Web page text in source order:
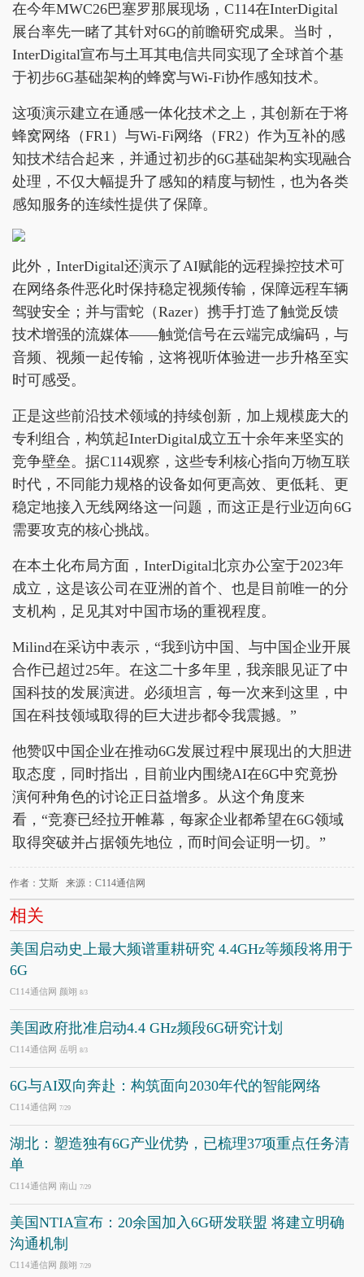
在今年MWC26巴塞罗那展现场，C114在InterDigital
展台率先一睹了其针对6G的前瞻研究成果。当时，
InterDigital宣布与土耳其电信共同实现了全球首个基
于初步6G基础架构的蜂窝与Wi-Fi协作感知技术。
这项演示建立在通感一体化技术之上，其创新在于将
蜂窝网络（FR1）与Wi-Fi网络（FR2）作为互补的感
知技术结合起来，并通过初步的6G基础架构实现融合
处理，不仅大幅提升了感知的精度与韧性，也为各类
感知服务的连续性提供了保障。
此外，InterDigital还演示了AI赋能的远程操控技术可
在网络条件恶化时保持稳定视频传输，保障远程车辆
驾驶安全；并与雷蛇（Razer）携手打造了触觉反馈
技术增强的流媒体——触觉信号在云端完成编码，与
音频、视频一起传输，这将视听体验进一步升格至实
时可感受。
正是这些前沿技术领域的持续创新，加上规模庞大的
专利组合，构筑起InterDigital成立五十余年来坚实的
竞争壁垒。据C114观察，这些专利核心指向万物互联
时代，不同能力规格的设备如何更高效、更低耗、更
稳定地接入无线网络这一问题，而这正是行业迈向6G
需要攻克的核心挑战。
在本土化布局方面，InterDigital北京办公室于2023年
成立，这是该公司在亚洲的首个、也是目前唯一的分
支机构，足见其对中国市场的重视程度。
Milind在采访中表示，“我到访中国、与中国企业开展
合作已超过25年。在这二十多年里，我亲眼见证了中
国科技的发展演进。必须坦言，每一次来到这里，中
国在科技领域取得的巨大进步都令我震撼。”
他赞叹中国企业在推动6G发展过程中展现出的大胆进
取态度，同时指出，目前业内围绕AI在6G中究竟扮
演何种角色的讨论正日益增多。从这个角度来
看，“竞赛已经拉开帷幕，每家企业都希望在6G领域
取得突破并占据领先地位，而时间会证明一切。”
作者：艾斯 来源：C114通信网
相关
美国启动史上最大频谱重耕研究 4.4GHz等频段将用于
6G
C114通信网 颜翊 8/3
美国政府批准启动4.4 GHz频段6G研究计划
C114通信网 岳明 8/3
6G与AI双向奔赴：构筑面向2030年代的智能网络
C114通信网 7/29
湖北：塑造独有6G产业优势，已梳理37项重点任务清
单
C114通信网 南山 7/29
美国NTIA宣布：20余国加入6G研发联盟 将建立明确
沟通机制
C114通信网 颜翊 7/29